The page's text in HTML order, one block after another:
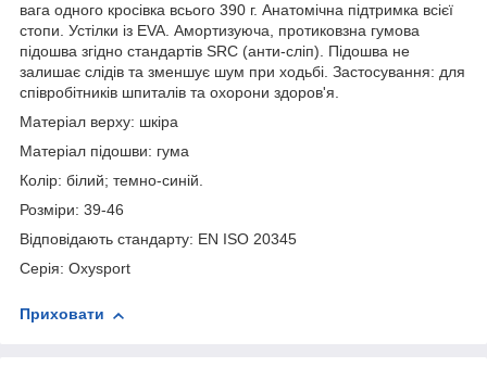
вага одного кросівка всього 390 г. Анатомічна підтримка всієї
стопи. Устілки із EVA. Амортизуюча, протиковзна гумова
підошва згідно стандартів SRC (анти-сліп). Підошва не
залишає слідів та зменшує шум при ходьбі. Застосування: для
співробітників шпиталів та охорони здоров'я.
Матеріал верху: шкіра
Матеріал підошви: гума
Колір: білий; темно-синій.
Розміри: 39-46
Відповідають стандарту: EN ISO 20345
Серія: Oxysport
Приховати